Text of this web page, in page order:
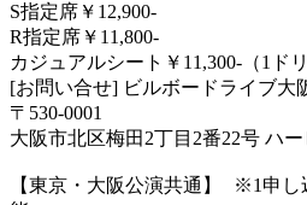
S指定席￥12,900-
R指定席￥11,800-
カジュアルシート￥11,300-（1ド
[お問い合せ] ビルボードライブ大
〒530-0001
大阪市北区梅田2丁目2番22号 ハ
【東京・大阪公演共通】 ※1申